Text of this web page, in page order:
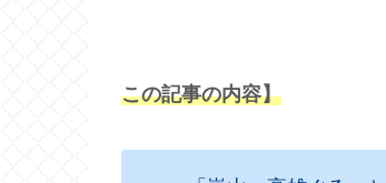
この記事の内容】